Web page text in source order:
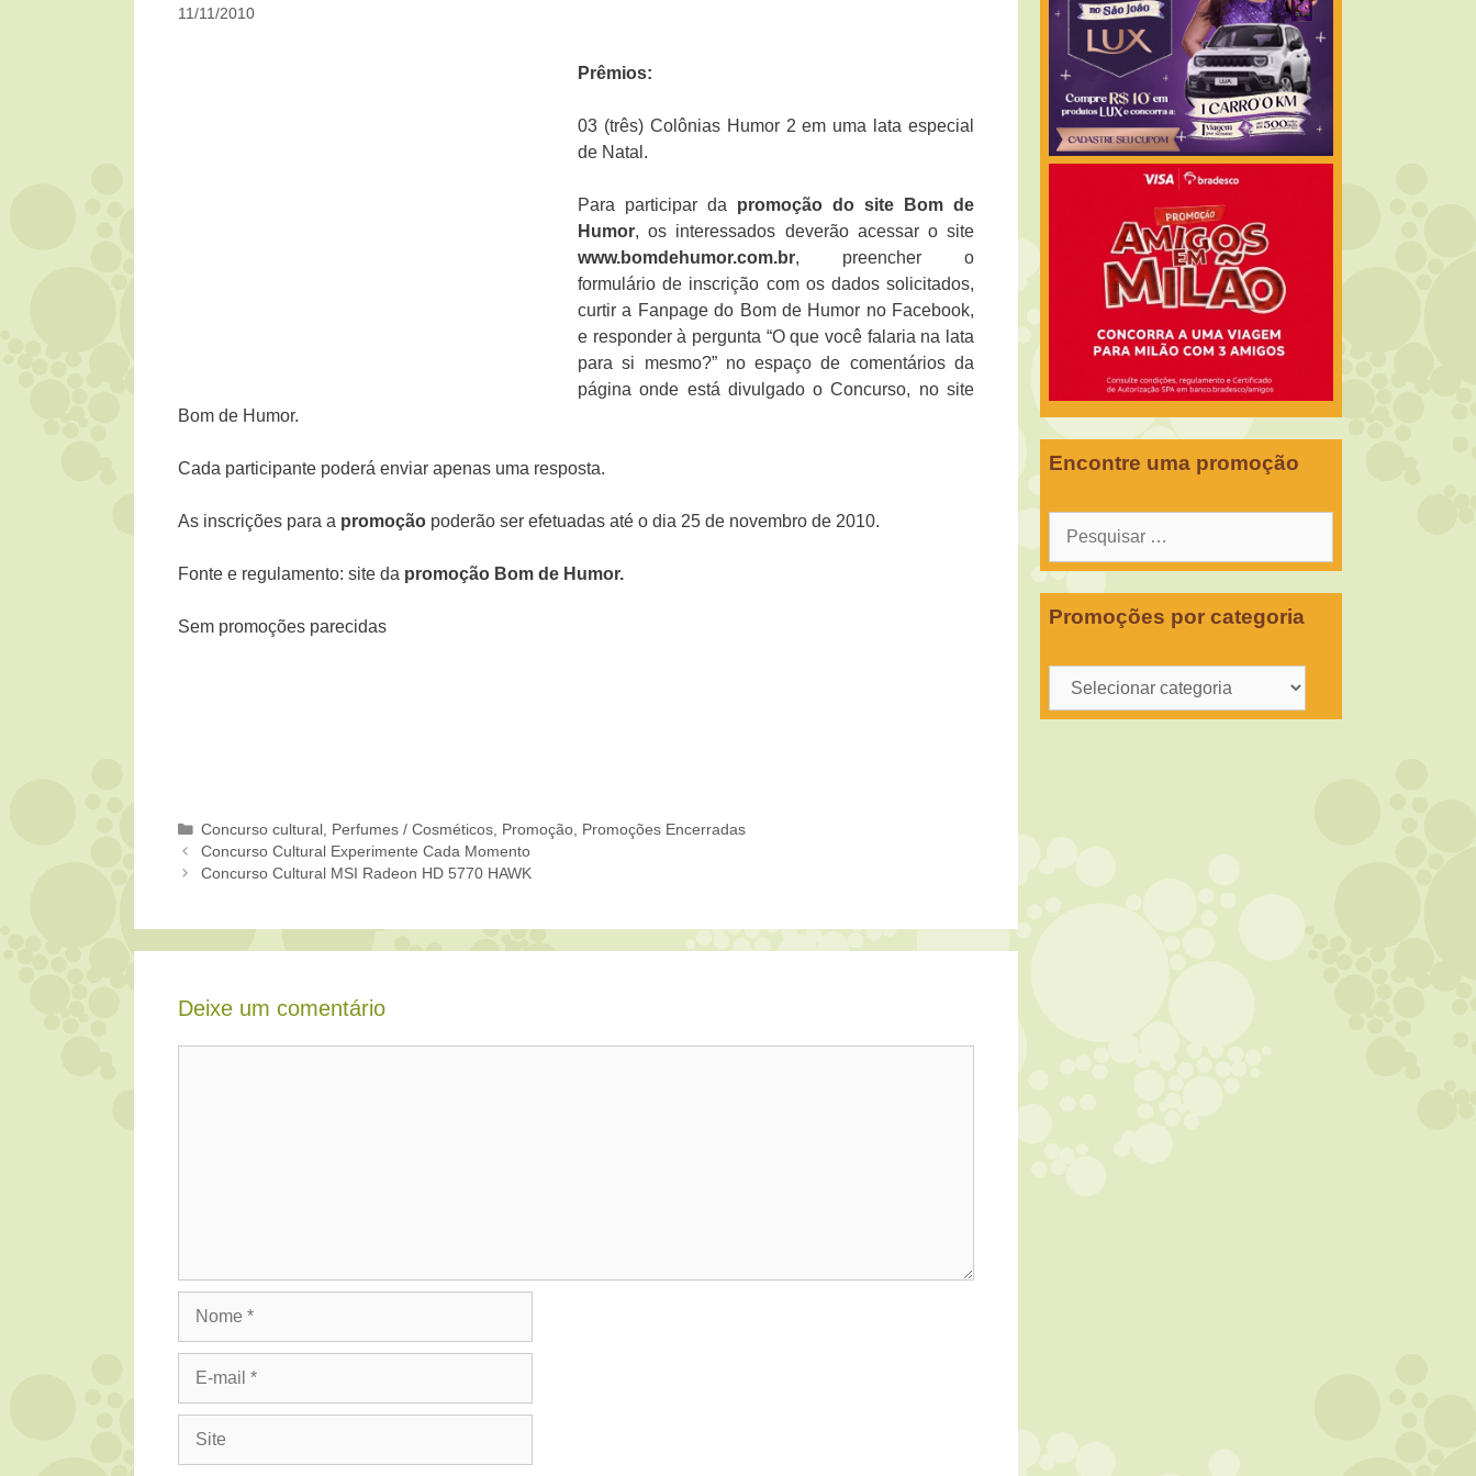
11/11/2010
Prêmios:
03 (três) Colônias Humor 2 em uma lata especial
de Natal.
Para participar da promoção do site Bom de
Humor, os interessados deverão acessar o site
www.bomdehumor.com.br, preencher o
formulário de inscrição com os dados solicitados,
curtir a Fanpage do Bom de Humor no Facebook,
e responder à pergunta “O que você falaria na lata
para si mesmo?” no espaço de comentários da
página onde está divulgado o Concurso, no site
Bom de Humor.
Cada participante poderá enviar apenas uma resposta.
As inscrições para a promoção poderão ser efetuadas até o dia 25 de novembro de 2010.
Fonte e regulamento: site da promoção Bom de Humor.
Sem promoções parecidas
Categorias
Concurso cultural Perfumes / Cosméticos Promoção Promoções Encerradas
Concurso Cultural Experimente Cada Momento
Concurso Cultural MSI Radeon HD 5770 HAWK
Deixe um comentário
Encontre uma promoção
Pesquisar
Promoções por categoria
Promoções
por